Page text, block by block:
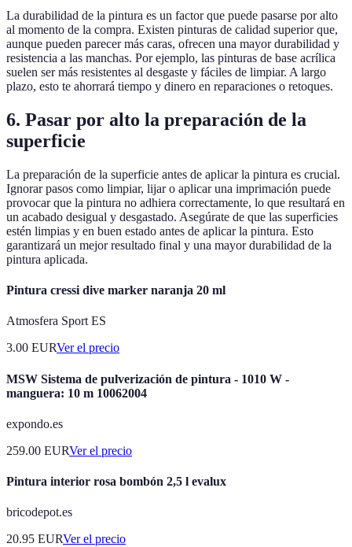
La durabilidad de la pintura es un factor que puede pasarse por alto
al momento de la compra. Existen pinturas de calidad superior que,
aunque pueden parecer más caras, ofrecen una mayor durabilidad y
resistencia a las manchas. Por ejemplo, las pinturas de base acrílica
suelen ser más resistentes al desgaste y fáciles de limpiar. A largo
plazo, esto te ahorrará tiempo y dinero en reparaciones o retoques.
6. Pasar por alto la preparación de la
superficie
La preparación de la superficie antes de aplicar la pintura es crucial.
Ignorar pasos como limpiar, lijar o aplicar una imprimación puede
provocar que la pintura no adhiera correctamente, lo que resultará en
un acabado desigual y desgastado. Asegúrate de que las superficies
estén limpias y en buen estado antes de aplicar la pintura. Esto
garantizará un mejor resultado final y una mayor durabilidad de la
pintura aplicada.
Pintura cressi dive marker naranja 20 ml
Atmosfera Sport ES
3.00 EURVer el precio
MSW Sistema de pulverización de pintura - 1010 W -
manguera: 10 m 10062004
expondo.es
259.00 EURVer el precio
Pintura interior rosa bombón 2,5 l evalux
bricodepot.es
20.95 EURVer el precio